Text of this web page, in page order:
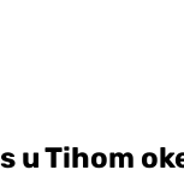
u Tihom